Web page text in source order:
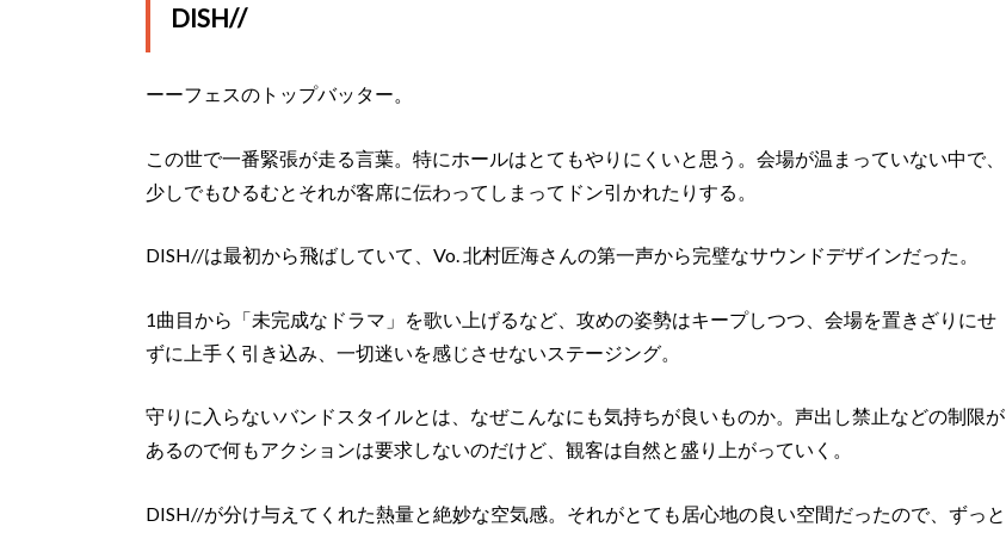
DISH//
ーーフェスのトップバッター。
この世で一番緊張が走る言葉。特にホールはとてもやりにくいと思う。会場が温まっていない中で、
少しでもひるむとそれが客席に伝わってしまってドン引かれたりする。
DISH//は最初から飛ばしていて、Vo. 北村匠海さんの第一声から完璧なサウンドデザインだった。
1曲目から「未完成なドラマ」を歌い上げるなど、攻めの姿勢はキープしつつ、会場を置きざりにせ
ずに上手く引き込み、一切迷いを感じさせないステージング。
守りに入らないバンドスタイルとは、なぜこんなにも気持ちが良いものか。声出し禁止などの制限が
あるので何もアクションは要求しないのだけど、観客は自然と盛り上がっていく。
DISH//が分け与えてくれた熱量と絶妙な空気感。それがとても居心地の良い空間だったので、ずっと